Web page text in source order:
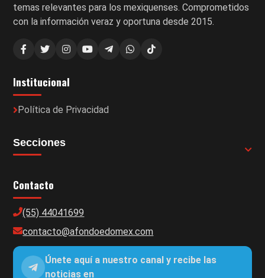
temas relevantes para los mexiquenses. Comprometidos
con la información veraz y oportuna desde 2015.
Institucional
Política de Privacidad
Secciones
Contacto
(55) 44041699
contacto@afondoedomex.com
Únete aquí a nuestro canal y recibe las
noticias en